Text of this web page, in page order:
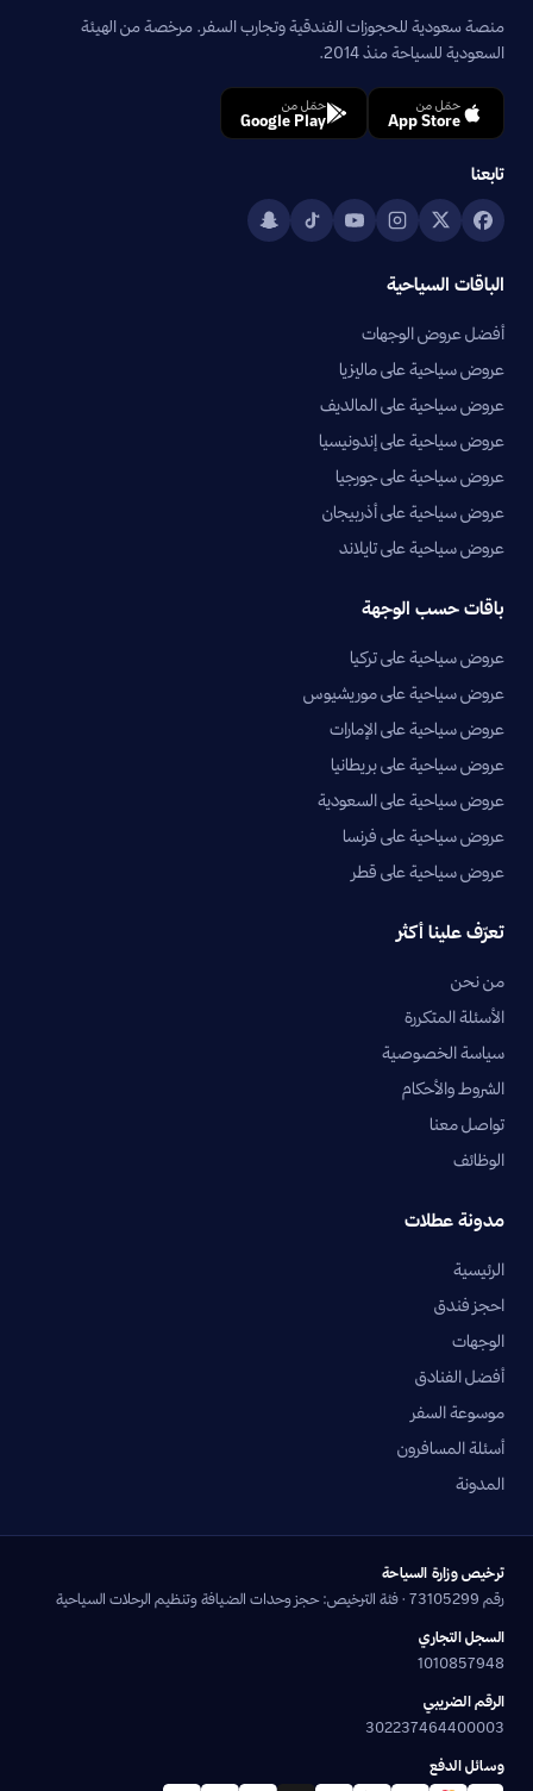
منصة سعودية للحجوزات الفندقية وتجارب السفر. مرخصة من الهيئة
السعودية للسياحة منذ 2014.
حمّل من
App Store
حمّل من
Google Play
تابعنا
الباقات السياحية
أفضل عروض الوجهات
عروض سياحية على ماليزيا
عروض سياحية على المالديف
عروض سياحية على إندونيسيا
عروض سياحية على جورجيا
عروض سياحية على أذربيجان
عروض سياحية على تايلاند
باقات حسب الوجهة
عروض سياحية على تركيا
عروض سياحية على موريشيوس
عروض سياحية على الإمارات
عروض سياحية على بريطانيا
عروض سياحية على السعودية
عروض سياحية على فرنسا
عروض سياحية على قطر
تعرّف علينا أكثر
من نحن
الأسئلة المتكررة
سياسة الخصوصية
الشروط والأحكام
تواصل معنا
الوظائف
مدونة عطلات
الرئيسية
احجز فندق
الوجهات
أفضل الفنادق
موسوعة السفر
أسئلة المسافرون
المدونة
ترخيص وزارة السياحة
رقم 73105299 · فئة الترخيص: حجز وحدات الضيافة وتنظيم الرحلات السياحية
السجل التجاري
1010857948
الرقم الضريبي
302237464400003
وسائل الدفع